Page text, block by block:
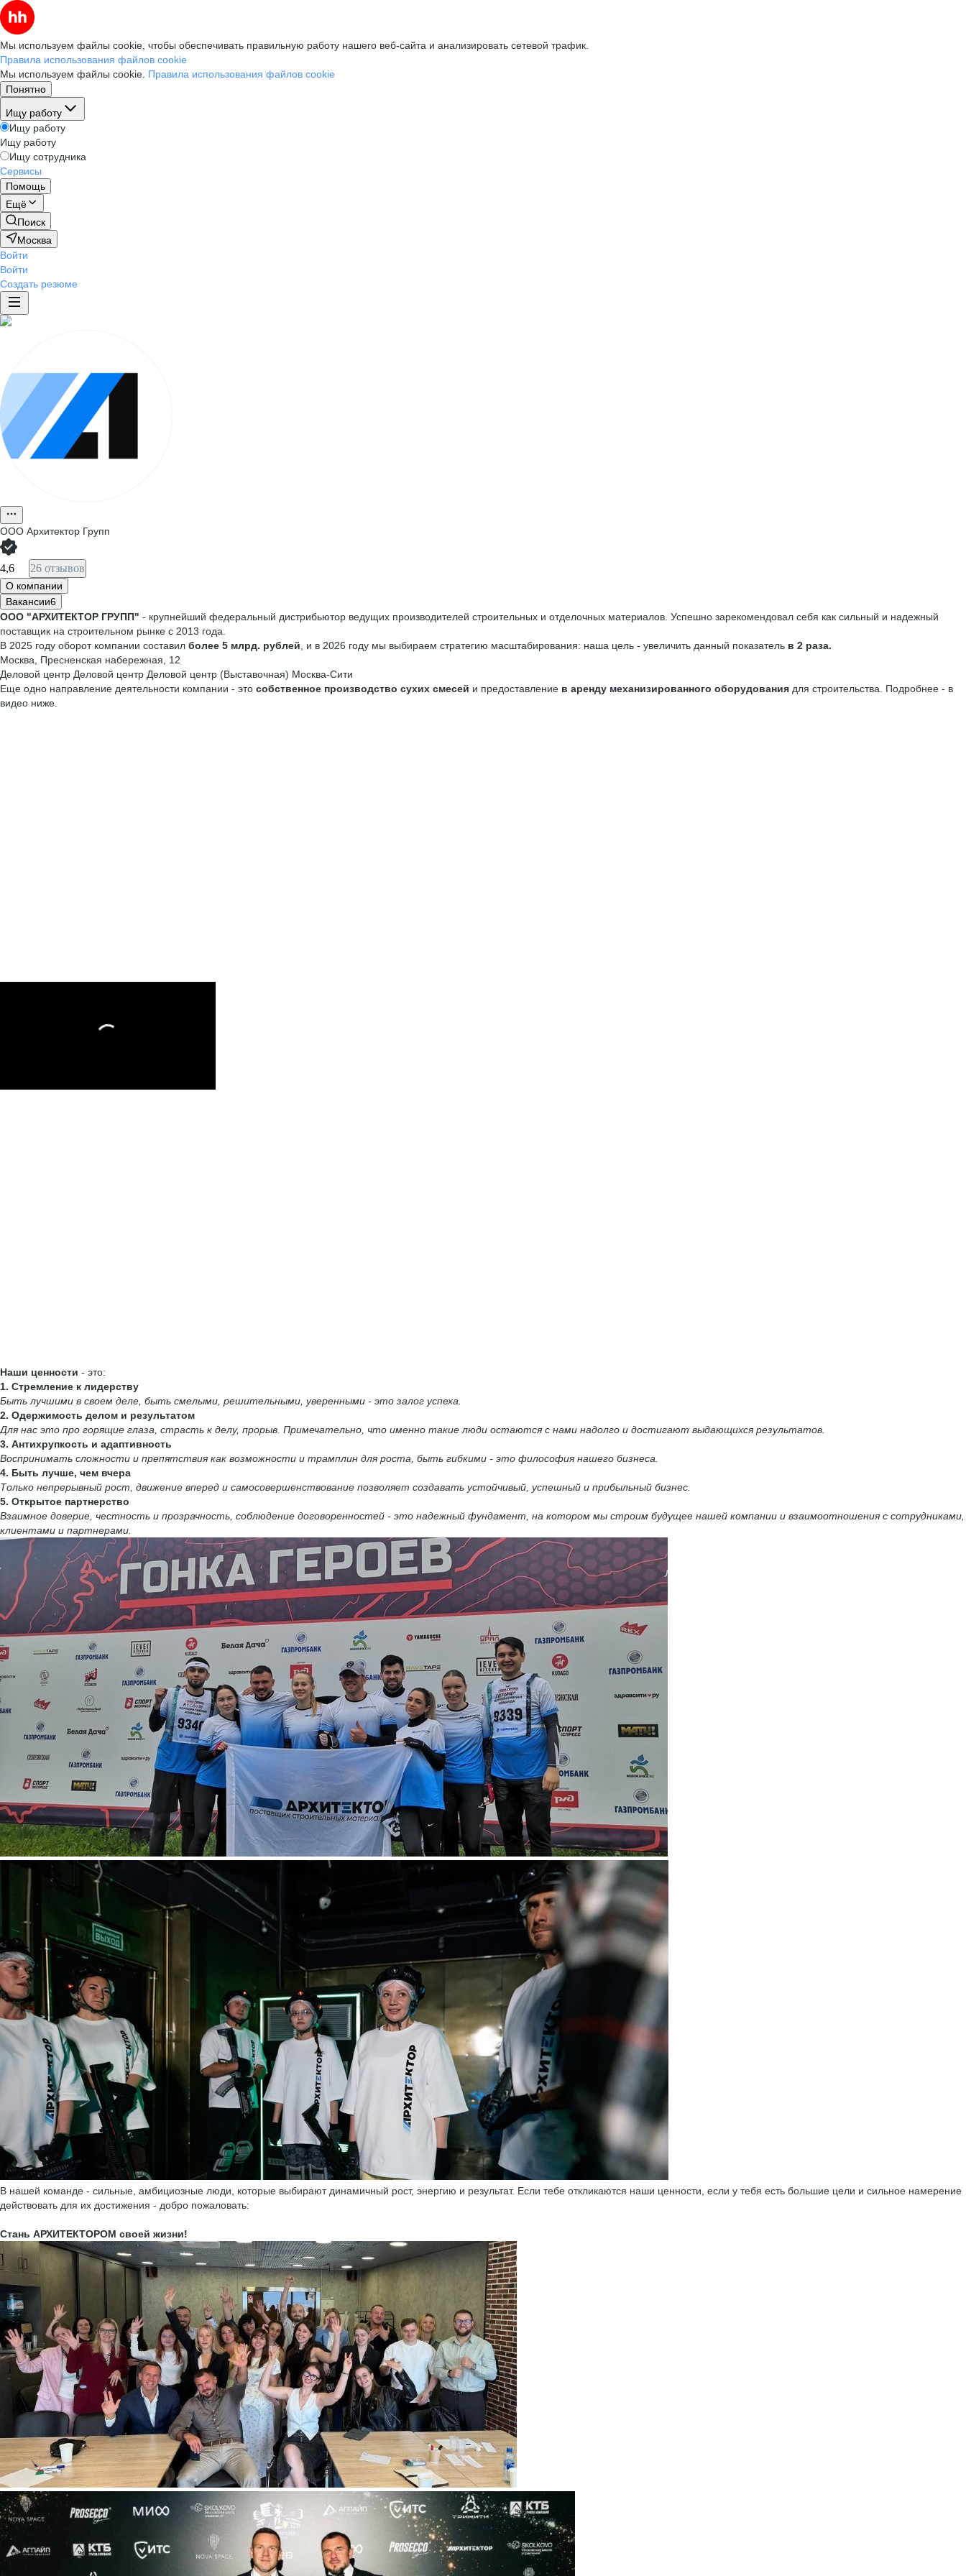
Мы используем файлы cookie, чтобы обеспечивать правильную работу нашего веб-сайта и анализировать сетевой трафик.
Правила использования файлов cookie
Мы используем файлы cookie. Правила использования файлов cookie
Понятно
Ищу работу
Ищу работу
Ищу работу
Ищу сотрудника
Сервисы
Помощь
Ещё
Поиск
Москва
Войти
Войти
Создать резюме
ООО Архитектор Групп
4,6 26 отзывов
О компании
Вакансии6
ООО "АРХИТЕКТОР ГРУПП" - крупнейший федеральный дистрибьютор ведущих производителей строительных и отделочных материалов. Успешно зарекомендовал себя как сильный и надежный
поставщик на строительном рынке с 2013 года.
В 2025 году оборот компании составил более 5 млрд. рублей , и в 2026 году мы выбираем стратегию масштабирования: наша цель - увеличить данный показатель в 2 раза.
Москва, Пресненская набережная, 12
Деловой центр Деловой центр Деловой центр (Выставочная) Москва-Сити
Еще одно направление деятельности компании - это собственное производство сухих смесей и предоставление в аренду механизированного оборудования для строительства. Подробнее - в
видео ниже.
Наши ценности - это:
1. Стремление к лидерству
Быть лучшими в своем деле, быть смелыми, решительными, уверенными - это залог успеха.
2. Одержимость делом и результатом
Для нас это про горящие глаза, страсть к делу, прорыв. Примечательно, что именно такие люди остаются с нами надолго и достигают выдающихся результатов.
3. Антихрупкость и адаптивность
Воспринимать сложности и препятствия как возможности и трамплин для роста, быть гибкими - это философия нашего бизнеса.
4. Быть лучше, чем вчера
Только непрерывный рост, движение вперед и самосовершенствование позволяет создавать устойчивый, успешный и прибыльный бизнес.
5. Открытое партнерство
Взаимное доверие, честность и прозрачность, соблюдение договоренностей - это надежный фундамент, на котором мы строим будущее нашей компании и взаимоотношения с сотрудниками,
клиентами и партнерами.
В нашей команде - сильные, амбициозные люди, которые выбирают динамичный рост, энергию и результат. Если тебе откликаются наши ценности, если у тебя есть большие цели и сильное намерение
действовать для их достижения - добро пожаловать:
Стань АРХИТЕКТОРОМ своей жизни!